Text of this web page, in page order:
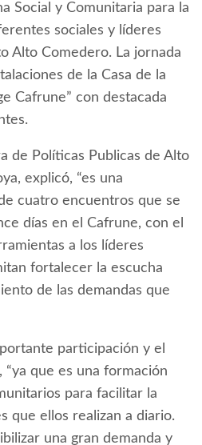
Social y Comunitaria para la
sociales y líderes
Alto Comedero. La jornada
de la Casa de la
Cafrune” con destacada
de Políticas Publicas de Alto
explicó, “es una
cuatro encuentros que se
días en el Cafrune, con el
a los líderes
fortalecer la escucha
de las demandas que
participación y el
que es una formación
para facilitar la
que ellos realizan a diario.
una gran demanda y